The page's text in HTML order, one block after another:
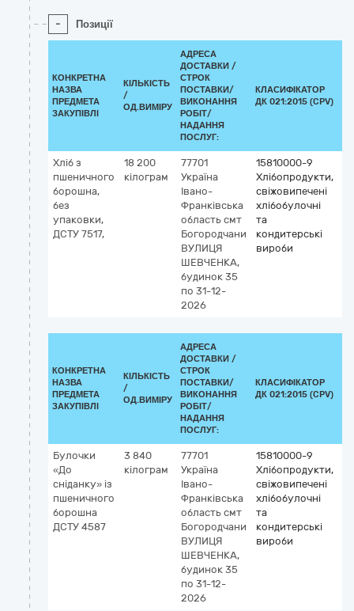
- Позиції
КОНКРЕТНА
НАЗВА
ПРЕДМЕТА
ЗАКУПІВЛІ
КІЛЬКІСТЬ
/
ОД.ВИМІРУ
АДРЕСА
ДОСТАВКИ /
СТРОК
ПОСТАВКИ/
ВИКОНАННЯ
РОБІТ/
НАДАННЯ
ПОСЛУГ:
КЛАСИФІКАТОР
ДК 021:2015 (CPV)
Хліб з
пшеничного
борошна,
без
упаковки,
ДСТУ 7517,
18 200
кілограм
77701
Україна
Івано-
Франківська
область смт
Богородчани
ВУЛИЦЯ
ШЕВЧЕНКА,
будинок 35
по 31-12-
2026
15810000-9
Хлібопродукти,
свіжовипечені
хлібобулочні
та
кондитерські
вироби
КОНКРЕТНА
НАЗВА
ПРЕДМЕТА
ЗАКУПІВЛІ
КІЛЬКІСТЬ
/
ОД.ВИМІРУ
АДРЕСА
ДОСТАВКИ /
СТРОК
ПОСТАВКИ/
ВИКОНАННЯ
РОБІТ/
НАДАННЯ
ПОСЛУГ:
КЛАСИФІКАТОР
ДК 021:2015 (CPV)
Булочки
«До
сніданку» із
пшеничного
борошна
ДСТУ 4587
3 840
кілограм
77701
Україна
Івано-
Франківська
область смт
Богородчани
ВУЛИЦЯ
ШЕВЧЕНКА,
будинок 35
по 31-12-
2026
15810000-9
Хлібопродукти,
свіжовипечені
хлібобулочні
та
кондитерські
вироби